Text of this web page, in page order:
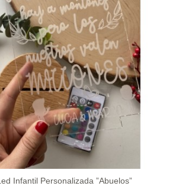
Infantil Personalizada ”abuelos”